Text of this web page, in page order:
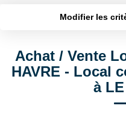
Modifier les
Plus de critères
Achat / Vente
HAVRE - Local
à